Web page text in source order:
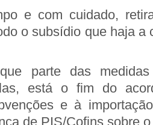
e com cuidado,
o subsídio que haja a
parte das
está o fim do
e à
de PIS/Cofins sobre